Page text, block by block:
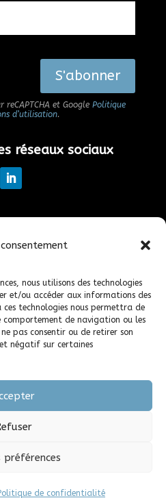
nous utilisons des technologies
et/ou accéder aux informations des
technologies nous permettra de
comportement de navigation ou les
pas consentir ou de retirer son
négatif sur certaines
préférences
de confidentialité
S'abonner
et Google Politique
d’utilisation.
réseaux sociaux
permettez de poursuivre
tous droits